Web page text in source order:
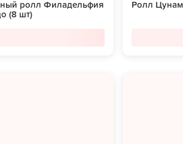
ролл Филадельфия
(8 шт)
Ролл